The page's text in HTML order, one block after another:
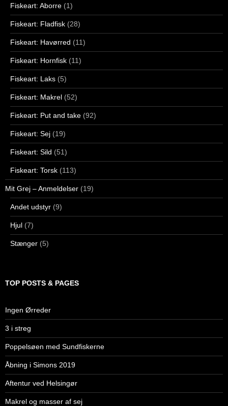
Fiskeart: Aborre (1)
Fiskeart: Fladfisk (28)
Fiskeart: Havørred (11)
Fiskeart: Hornfisk (11)
Fiskeart: Laks (5)
Fiskeart: Makrel (52)
Fiskeart: Put and take (92)
Fiskeart: Sej (19)
Fiskeart: Sild (51)
Fiskeart: Torsk (113)
Mit Grej – Anmeldelser (19)
Andet udstyr (9)
Hjul (7)
Stænger (5)
TOP POSTS & PAGES
Ingen Ørreder
3 i streg
Poppelsøen med Sundfiskerne
Åbning i Simons 2019
Aftentur ved Helsingør
Makrel og masser af sej